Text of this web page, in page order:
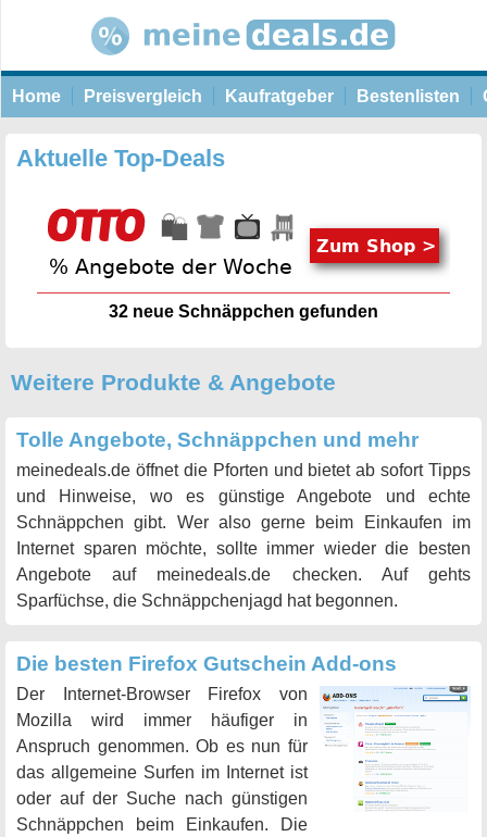
Home Preisvergleich Kaufratgeber Bestenlisten
Aktuelle Top-Deals
34 neue Schnäppchen gefunden
Weitere Produkte & Angebote
Tolle Angebote, Schnäppchen und mehr
meinedeals.de öffnet die Pforten und bietet ab sofort Tipps
und Hinweise, wo es günstige Angebote und echte
Schnäppchen gibt. Wer also gerne beim Einkaufen im
Internet sparen möchte, sollte immer wieder die besten
Angebote auf meinedeals.de checken. Auf gehts
Sparfüchse, die Schnäppchenjagd hat begonnen.
Die besten Firefox Gutschein Add-ons
Der Internet-Browser Firefox von
Mozilla wird immer häufiger in
Anspruch genommen. Ob es nun für
das allgemeine Surfen im Internet ist
oder auf der Suche nach günstigen
Schnäppchen beim Einkaufen. Die